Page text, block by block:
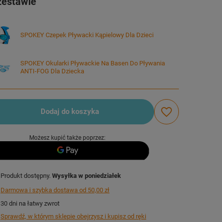
SPOKEY Czepek Pływacki Kąpielowy Dla Dzieci
SPOKEY Okularki Pływackie Na Basen Do Pływania
ANTI-FOG Dla Dziecka
Dodaj do koszyka
Możesz kupić także poprzez:
Produkt dostępny Wysyłkaw poniedziałek
Darmowa i szybka dostawa od 50,00 zł
30 dni na łatwy zwrot
Sprawdź, w którym sklepie obejrzysz i kupisz od ręki